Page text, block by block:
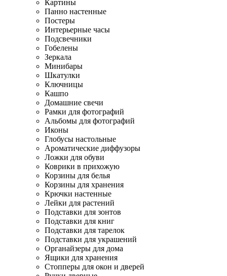
Картины
Панно настенные
Постеры
Интерьерные часы
Подсвечники
Гобелены
Зеркала
Минибары
Шкатулки
Ключницы
Кашпо
Домашние свечи
Рамки для фотографий
Альбомы для фотографий
Иконы
Глобусы настольные
Ароматические диффузоры
Ложки для обуви
Коврики в прихожую
Корзины для белья
Корзины для хранения
Крючки настенные
Лейки для растений
Подставки для зонтов
Подставки для книг
Подставки для тарелок
Подставки для украшений
Органайзеры для дома
Ящики для хранения
Стопперы для окон и дверей